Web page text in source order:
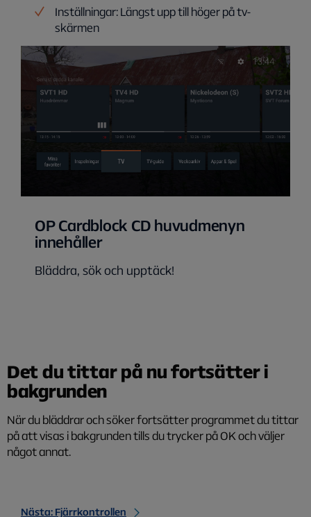
Inställningar: Längst upp till höger på tv-
skärmen
OP Cardblock CD huvudmenyn
innehåller
Bläddra, sök och upptäck!
Det du tittar på nu fortsätter i
bakgrunden
När du bläddrar och söker fortsätter programmet du tittar
på att visas i bakgrunden tills du trycker på OK och väljer
något annat.
Nästa: Fjärrkontrollen